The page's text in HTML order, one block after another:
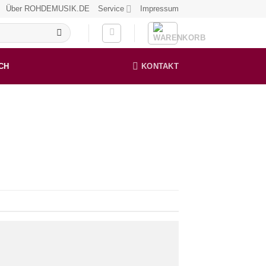
Über ROHDEMUSIK.DE Service Impressum
KONTAKT